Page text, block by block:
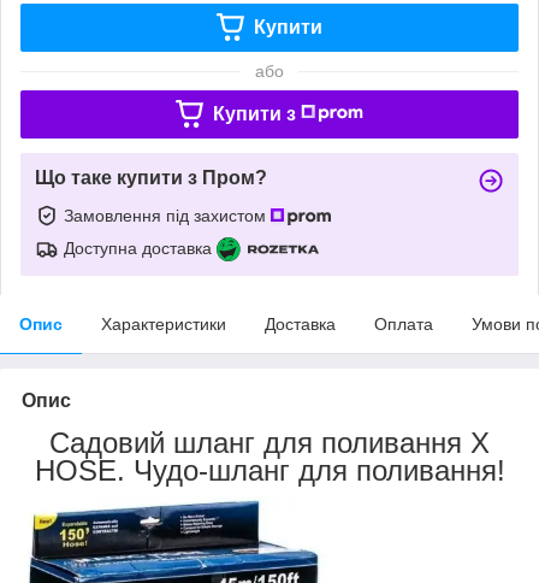
Купити
або
Купити з
Що таке купити з Пром?
Замовлення під захистом
Доступна доставка
Опис Характеристики Доставка Оплата Умови
Опис
Садовий шланг для поливання X
HOSE. Чудо-шланг для поливання!